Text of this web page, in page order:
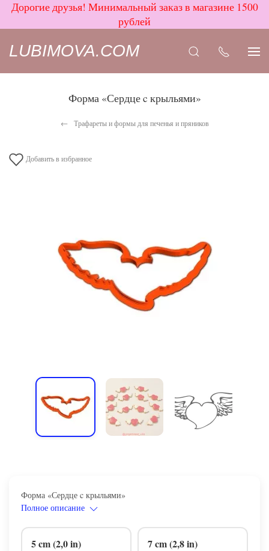
Дорогие друзья! Минимальный заказ в магазине 1500
рублей
LUBIMOVA.COM
Форма «Сердце c крыльями»
Трафареты и формы для печенья и пряников
Добавить в избранное
Форма «Сердце c крыльями»
Полное описание
5 cm (2,0 in)
7 cm (2,8 in)